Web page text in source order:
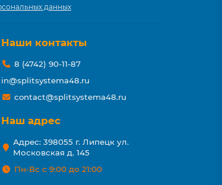
данных
Наши контакты
8 (4742) 90-11-87
in@splitsystema48.ru
contact@splitsystema48.ru
Наш адрес
Адрес: 398055 г. Липецк ул.
Московская д. 145
Пн-Вс с 9:00 до 21:00